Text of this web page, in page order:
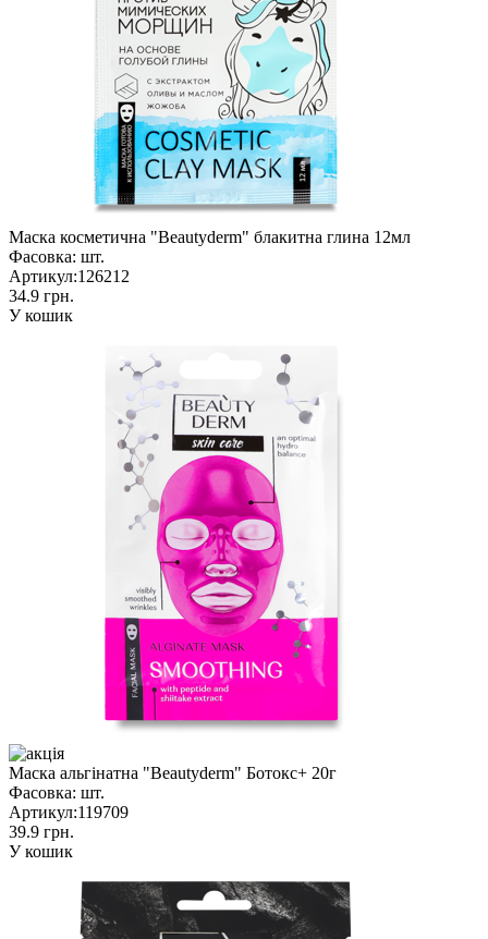
Маска косметична "Beautyderm" блакитна глина 12мл
Фасовка: шт.
Артикул:126212
34.9 грн.
У кошик
Маска альгінатна "Beautyderm" Ботокс+ 20г
Фасовка: шт.
Артикул:119709
39.9 грн.
У кошик